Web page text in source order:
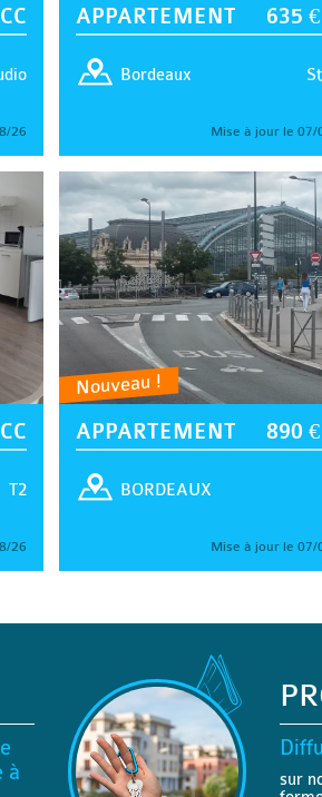
26
APPARTEMENT 635 €
Bordeaux
Mise à jour le 07/
T2
26
Nouveau !
APPARTEMENT 890 €
BORDEAUX
Mise à jour le 07/
à
sur